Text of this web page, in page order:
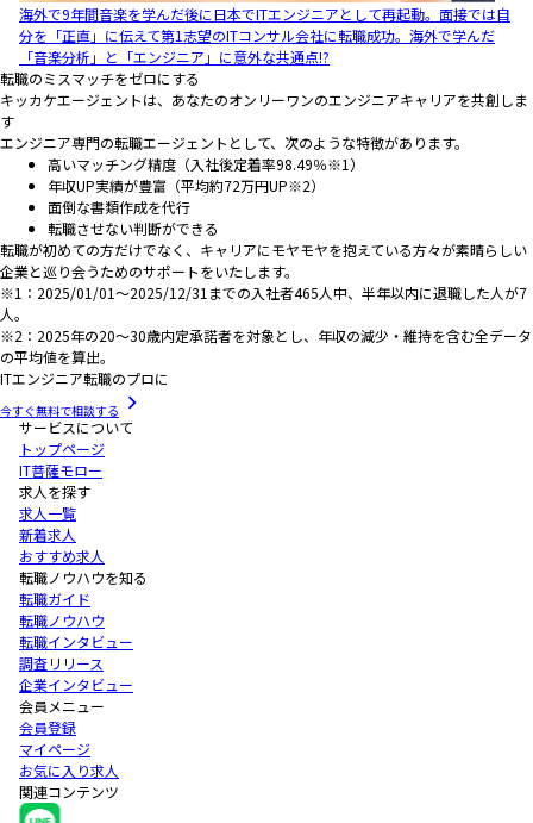
海外で9年間音楽を学んだ後に日本でITエンジニアとして再起動。面接では自
分を「正直」に伝えて第1志望のITコンサル会社に転職成功。海外で学んだ
「音楽分析」と「エンジニア」に意外な共通点!?
転職のミスマッチをゼロにする
キッカケエージェントは、あなたのオンリーワンのエンジニアキャリアを共創しま
す
エンジニア専門の転職エージェントとして、次のような特徴があります。
高いマッチング精度（入社後定着率98.49％※1）
年収UP実績が豊富（平均約72万円UP※2）
面倒な書類作成を代行
転職させない判断ができる
転職が初めての方だけでなく、キャリアにモヤモヤを抱えている方々が素晴らしい
企業と巡り会うためのサポートをいたします。
※1：2025/01/01～2025/12/31までの入社者465人中、半年以内に退職した人が7
人。
※2：2025年の20～30歳内定承諾者を対象とし、年収の減少・維持を含む全データ
の平均値を算出。
ITエンジニア転職のプロに
今すぐ無料で相談する
サービスについて
トップページ
IT菩薩モロー
求人を探す
求人一覧
新着求人
おすすめ求人
転職ノウハウを知る
転職ガイド
転職ノウハウ
転職インタビュー
調査リリース
企業インタビュー
会員メニュー
会員登録
マイページ
お気に入り求人
関連コンテンツ